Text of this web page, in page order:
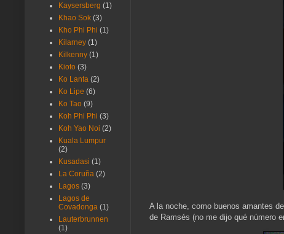
A la noche, como buenos amantes
de Ramsés (no me dijo qué número
Kaysersberg (1)
Khao Sok (3)
Kho Phi Phi (1)
Kilarney (1)
Kilkenny (1)
Kioto (3)
Ko Lanta (2)
Ko Lipe (6)
Ko Tao (9)
Koh Phi Phi (3)
Koh Yao Noi (2)
Kuala Lumpur
(2)
Kusadasi (1)
La Coruña (2)
Lagos (3)
Lagos de
Covadonga (1)
Lauterbrunnen
(1)